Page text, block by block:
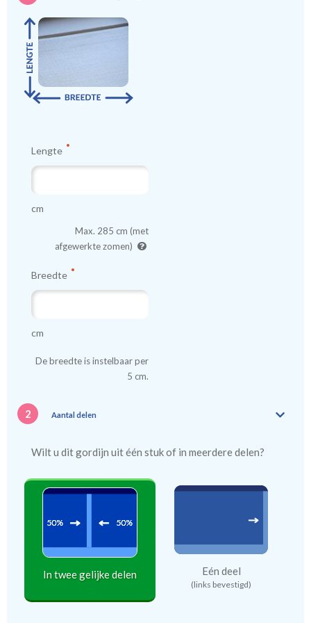
eerst een knipstaaltje.
Zo weet u precies met welke kleur en kwaliteit uw gordijnen
worden gemaakt.
Laat voor aangename verduistering en isolatie de
kindergordijnen voeren: een verschil van dag en nacht!
Lengte
cm
Max. 285 cm (met
afgewerkte zomen)
Breedte
cm
De breedte is instelbaar per
5 cm.
2 Aantal delen
Wilt u dit gordijn uit één stuk of in meerdere delen?
In twee gelijke delen Eén deel
(links bevestigd)